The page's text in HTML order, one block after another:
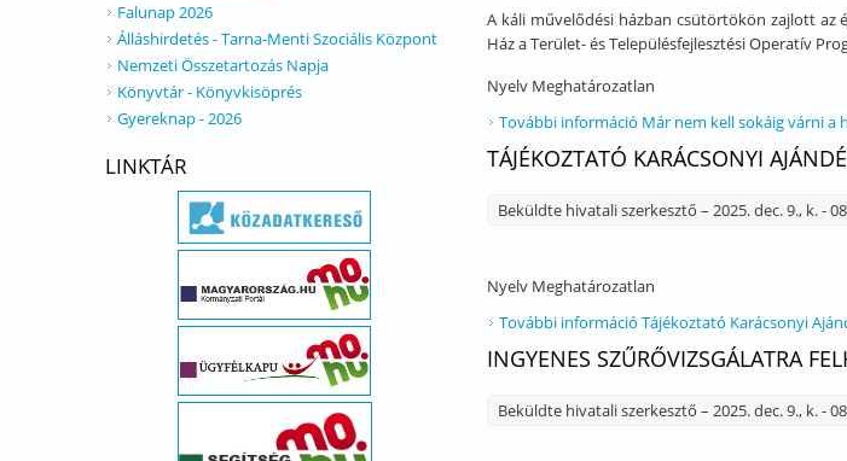
A káli művelődési házban csütörtökön zajlott az
Ház a Terület- és Településfejlesztési Operatív
Nyelv Meghatározatlan
További információ Már nem kell sokáig várni a
TÁJÉKOZTATÓ KARÁCSONYI
Beküldte hivatali szerkesztő – 2025. dec. 9., k. -
Nyelv Meghatározatlan
További információ Tájékoztató Karácsonyi
INGYENES SZŰRŐVIZSGÁLATRA
Beküldte hivatali szerkesztő – 2025. dec. 9., k. -
Falunap 2026
Álláshirdetés - Tarna-Menti Szociális Központ
Nemzeti Összetartozás Napja
Könyvtár - Könyvkisöprés
Gyereknap - 2026
LINKTÁR